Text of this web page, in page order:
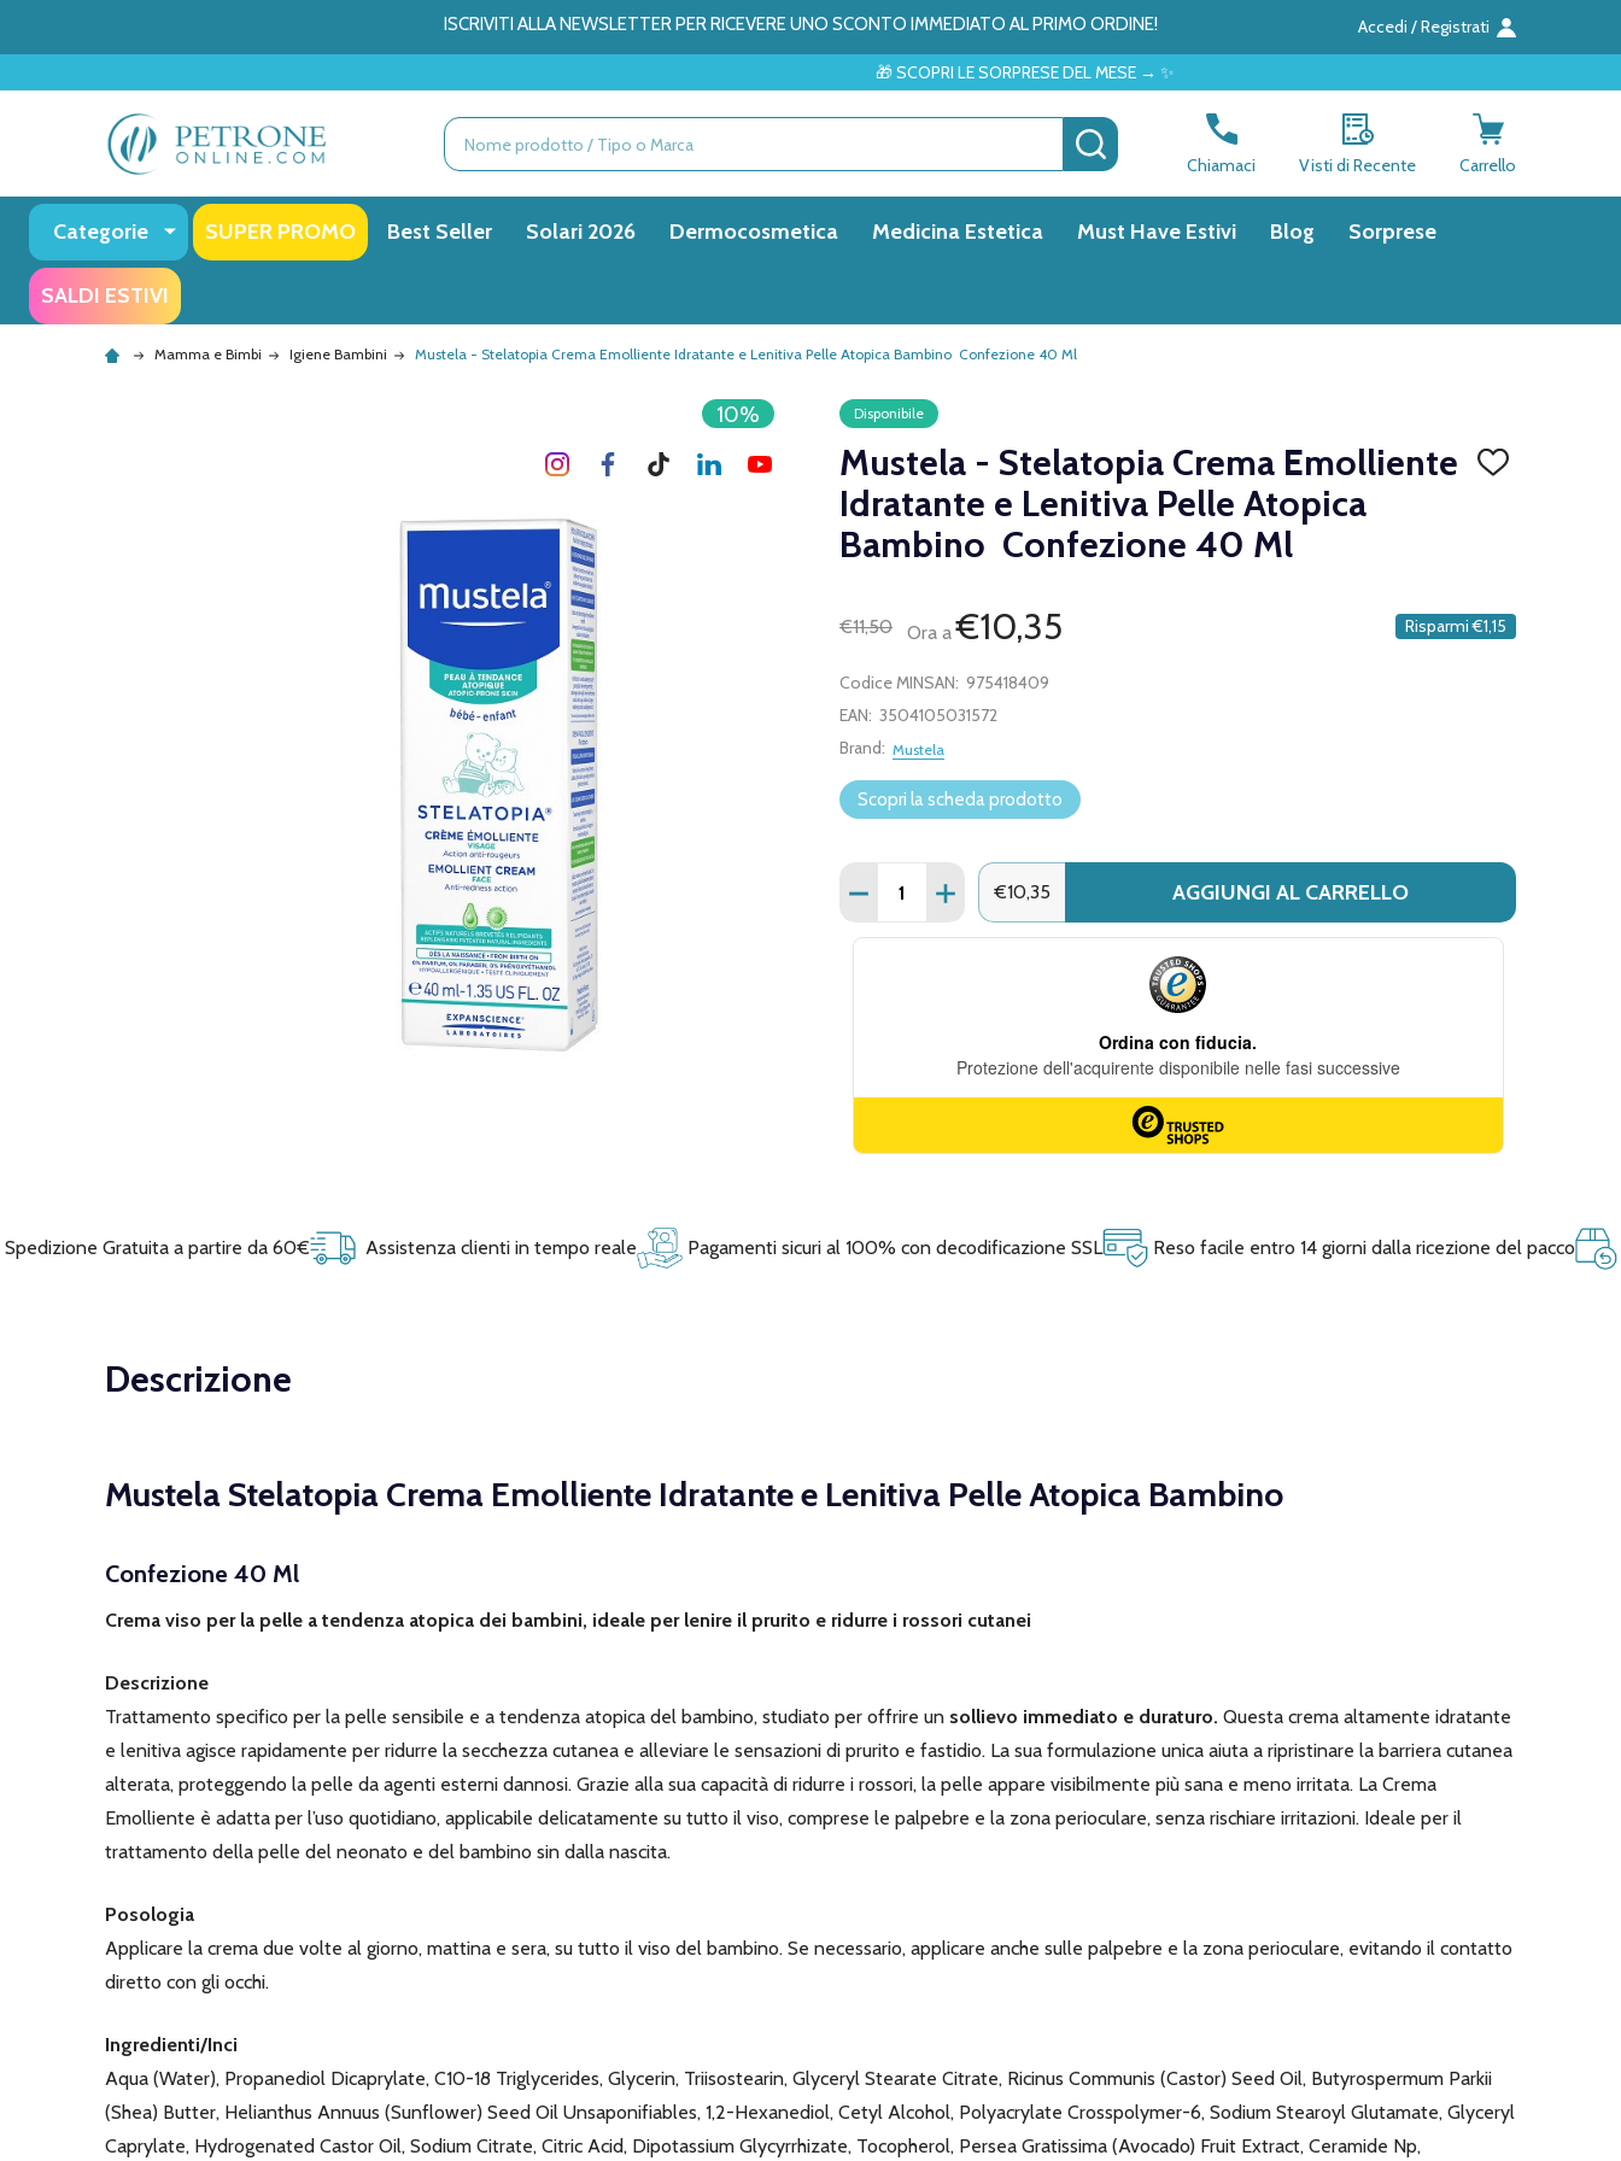
ISCRIVITI ALLA NEWSLETTER PER RICEVERE UNO SCONTO IMMEDIATO AL PRIMO ORDINE! Accedi / Registrati
🎁 SCOPRI LE SORPRESE DEL MESE → ✨
Ricerca CERCA
Chiamaci Visti di Recente Carrello
Categorie SUPER PROMO Best Seller Solari 2026 Dermocosmetica Medicina Estetica Must Have Estivi Blog Sorprese
SALDI ESTIVI
Mamma e Bimbi Igiene Bambini Mustela - Stelatopia Crema Emolliente Idratante e Lenitiva Pelle Atopica Bambino Confezione 40 Ml
Disponibile
Mustela - Stelatopia Crema Emolliente
Idratante e Lenitiva Pelle Atopica
Bambino Confezione 40 Ml
AGGIUNGI
€11,50 Ora a€10,35 Risparmi €1,15
10%
Codice MINSAN: 975418409
EAN: 3504105031572
Brand: Mustela
Scopri la scheda prodotto
Quantità:
DIMINUISCI QUANTITÀ DI MUSTELA - STELATOPIA CREMA EMOLLIENTE IDRATANTE
AUMENTA QUANTITÀ DI MUSTELA - STELATOPIA CREMA EMOLLIENTE
€10,35 AGGIUNGI AL CARRELLO
Spedizione Gratuita a partire da 60€ Assistenza clienti in tempo reale Pagamenti sicuri al 100% con decodificazione SSL Reso facile entro 14 giorni dalla ricezione del pacco
Descrizione
Mustela Stelatopia Crema Emolliente Idratante e Lenitiva Pelle Atopica Bambino
Confezione 40 Ml
Crema viso per la pelle a tendenza atopica dei bambini, ideale per lenire il prurito e ridurre i rossori cutanei
Descrizione
Trattamento specifico per la pelle sensibile e a tendenza atopica del bambino, studiato per offrire un sollievo immediato e duraturo. Questa crema altamente idratante
e lenitiva agisce rapidamente per ridurre la secchezza cutanea e alleviare le sensazioni di prurito e fastidio. La sua formulazione unica aiuta a ripristinare la barriera cutanea
alterata, proteggendo la pelle da agenti esterni dannosi. Grazie alla sua capacità di ridurre i rossori, la pelle appare visibilmente più sana e meno irritata. La Crema
Emolliente è adatta per l’uso quotidiano, applicabile delicatamente su tutto il viso, comprese le palpebre e la zona perioculare, senza rischiare irritazioni. Ideale per il
trattamento della pelle del neonato e del bambino sin dalla nascita.
Posologia
Applicare la crema due volte al giorno, mattina e sera, su tutto il viso del bambino. Se necessario, applicare anche sulle palpebre e la zona perioculare, evitando il contatto
diretto con gli occhi.
Ingredienti/Inci
Aqua (Water), Propanediol Dicaprylate, C10-18 Triglycerides, Glycerin, Triisostearin, Glyceryl Stearate Citrate, Ricinus Communis (Castor) Seed Oil, Butyrospermum Parkii
(Shea) Butter, Helianthus Annuus (Sunflower) Seed Oil Unsaponifiables, 1,2-Hexanediol, Cetyl Alcohol, Polyacrylate Crosspolymer-6, Sodium Stearoyl Glutamate, Glyceryl
Caprylate, Hydrogenated Castor Oil, Sodium Citrate, Citric Acid, Dipotassium Glycyrrhizate, Tocopherol, Persea Gratissima (Avocado) Fruit Extract, Ceramide Np,